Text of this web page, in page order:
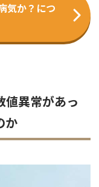
気か？につ
値異常があっ
か